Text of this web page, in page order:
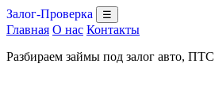
Залог-Проверка ☰
Главная О нас Контакты
Разбираем займы под залог авто,